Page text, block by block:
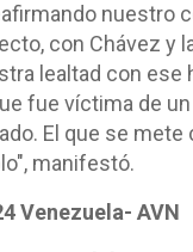
nuestro
con Chávez y
lealtad con ese
fue víctima de
El que se mete
manifestó.
Venezuela- AVN